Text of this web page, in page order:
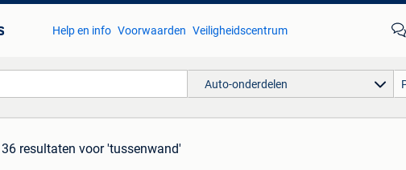
Help en info Voorwaarden Veiligheidscentrum
Auto-onderdelen
36 resultaten voor 'tussenwand'